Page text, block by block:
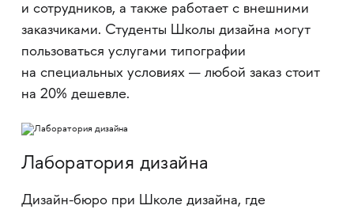
и сотрудников, а также работает с внешними
заказчиками. Студенты Школы дизайна могут
пользоваться услугами типографии
на специальных условиях — любой заказ стоит
на 20% дешевле.
Лаборатория дизайна
Дизайн-бюро при Школе дизайна, где